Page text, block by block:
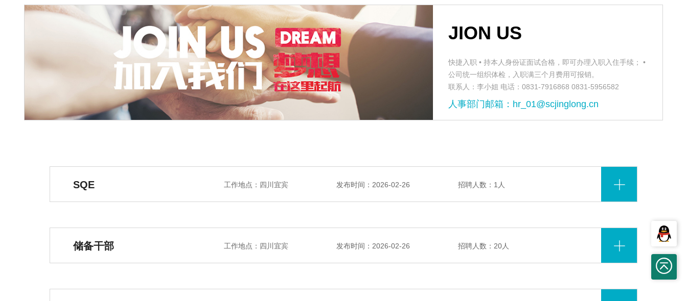
JION US
快捷入职 • 持本人身份证面试合格，即可办理入职入住手续； •
公司统一组织体检，入职满三个月费用可报销。
联系人：李小姐 电话：0831-7916868 0831-5956582
人事部门邮箱：hr_01@scjinglong.cn
SQE 工作地点：四川宜宾 发布时间：2026-02-26 招聘人数：1人
储备干部 工作地点：四川宜宾 发布时间：2026-02-26 招聘人数：20人